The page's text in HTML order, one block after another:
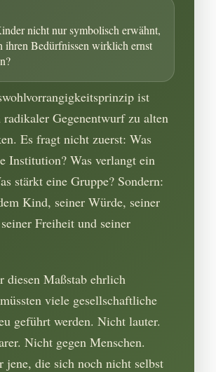
nicht nur symbolisch erwähnt,
ihren Bedürfnissen wirklich ernst
ist
radikaler Gegenentwurf zu alten
Es fragt nicht zuerst: Was
Institution? Was verlangt ein
stärkt eine Gruppe? Sondern:
Kind, seiner Würde, seiner
Freiheit und seiner
diesen Maßstab ehrlich
viele gesellschaftliche
geführt werden. Nicht lauter.
Nicht gegen Menschen.
jene, die sich noch nicht selbst